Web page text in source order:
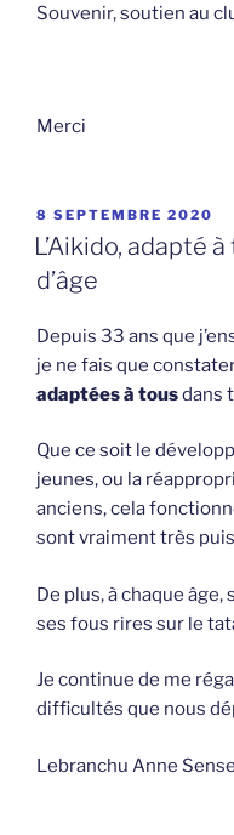
Souvenir, soutien au
Merci
PUBLIÉ
LE
8 SEPTEMBRE 2020
L’Aikido, adapté
d’âge
Depuis 33 ans que
je ne fais que
adaptées à tousdans
Que ce soit le
jeunes, ou la
anciens, cela
sont vraiment très
De plus, à chaque
ses fous rires sur le
Je continue de me
difficultés que nous
Lebranchu Anne